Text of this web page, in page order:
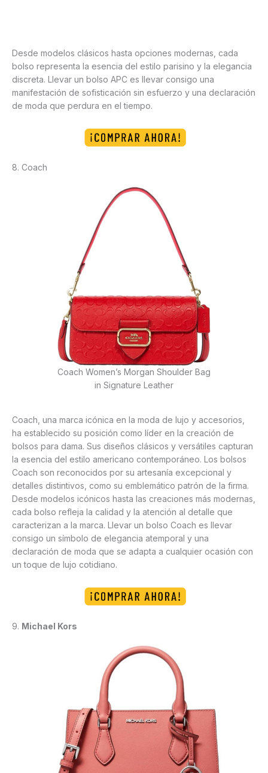
Desde modelos clásicos hasta opciones modernas, cada
bolso representa la esencia del estilo parisino y la elegancia
discreta. Llevar un bolso APC es llevar consigo una
manifestación de sofisticación sin esfuerzo y una declaración
de moda que perdura en el tiempo.
8. Coach
Coach Women’s Morgan Shoulder Bag
in Signature Leather
Coach, una marca icónica en la moda de lujo y accesorios,
ha establecido su posición como líder en la creación de
bolsos para dama. Sus diseños clásicos y versátiles capturan
la esencia del estilo americano contemporáneo. Los bolsos
Coach son reconocidos por su artesanía excepcional y
detalles distintivos, como su emblemático patrón de la firma.
Desde modelos icónicos hasta las creaciones más modernas,
cada bolso refleja la calidad y la atención al detalle que
caracterizan a la marca. Llevar un bolso Coach es llevar
consigo un símbolo de elegancia atemporal y una
declaración de moda que se adapta a cualquier ocasión con
un toque de lujo cotidiano.
9. Michael Kors